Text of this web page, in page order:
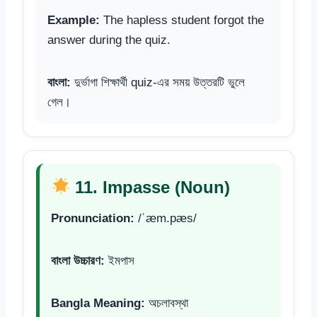
Example: The hapless student forgot the
answer during the quiz.
বাংলা: দুর্ভাগা শিক্ষার্থী quiz-এর সময় উত্তরটি ভুলে
গেল।
11. Impasse (Noun)
Pronunciation: /ˈæm.pæs/
বাংলা উচ্চারণ: ইমপাস
Bangla Meaning: অচলাবস্থা